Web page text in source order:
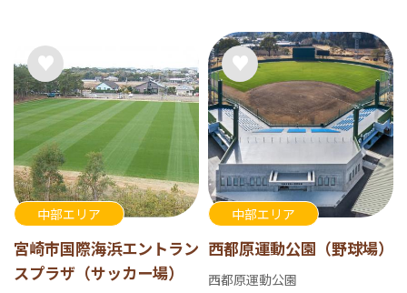
中部エリア
宮崎市国際海浜エントラン
スプラザ（サッカー場）
中部エリア
西都原運動公園（野球場）
西都原運動公園